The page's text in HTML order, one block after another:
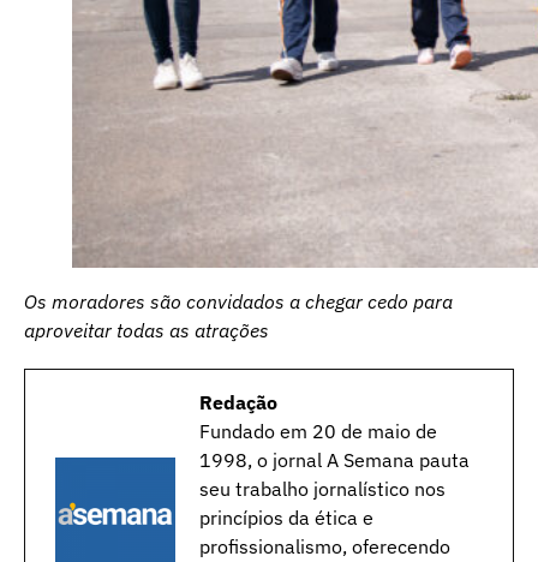
Os moradores são convidados a chegar cedo para
aproveitar todas as atrações
Redação
Fundado em 20 de maio de
1998, o jornal A Semana pauta
seu trabalho jornalístico nos
princípios da ética e
profissionalismo, oferecendo